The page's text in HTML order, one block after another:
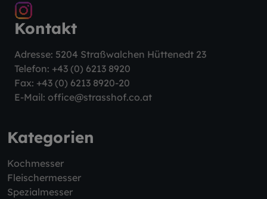
Kontakt
Adresse: 5204 Straßwalchen Hüttenedt 23
Telefon: +43 (0) 6213 8920
Fax: +43 (0) 6213 8920-20
E-Mail: office@strasshof.co.at
Kategorien
Kochmesser
Fleischermesser
Spezialmesser